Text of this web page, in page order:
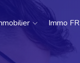
Immo FR